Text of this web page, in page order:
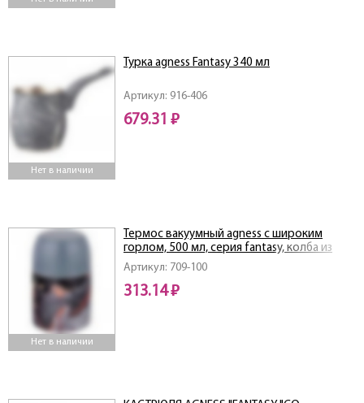
Нет в наличии
Артикул: 916-406
Турка agness Fantasy 340 мл
679.31 ₽
Нет в наличии
Артикул: 709-100
Термос вакуумный agness с широким
горлом, 500 мл, серия fantasy, колба из
нерж. стали
313.14 ₽